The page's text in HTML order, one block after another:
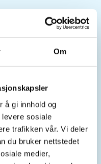
Om
å gi innhold og
sosiale
trafikken vår. Vi deler
du bruker nettstedet
medier,